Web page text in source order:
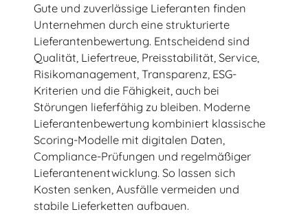
Gute und zuverlässige Lieferanten finden
Unternehmen durch eine strukturierte
Lieferantenbewertung. Entscheidend sind
Qualität, Liefertreue, Preisstabilität, Service,
Risikomanagement, Transparenz, ESG-
Kriterien und die Fähigkeit, auch bei
Störungen lieferfähig zu bleiben. Moderne
Lieferantenbewertung kombiniert klassische
Scoring-Modelle mit digitalen Daten,
Compliance-Prüfungen und regelmäßiger
Lieferantenentwicklung. So lassen sich
Kosten senken, Ausfälle vermeiden und
stabile Lieferketten aufbauen.